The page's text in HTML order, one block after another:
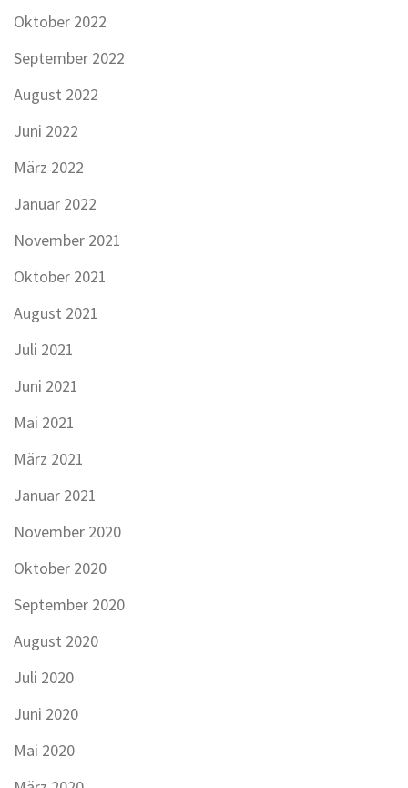
Oktober 2022
September 2022
August 2022
Juni 2022
März 2022
Januar 2022
November 2021
Oktober 2021
August 2021
Juli 2021
Juni 2021
Mai 2021
März 2021
Januar 2021
November 2020
Oktober 2020
September 2020
August 2020
Juli 2020
Juni 2020
Mai 2020